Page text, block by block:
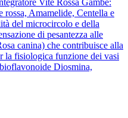
rossa, Amamelide, Centella e
del microcircolo e della
di pesantezza alle
canina) che contribuisce alla
la fisiologica funzione dei vasi
Diosmina,